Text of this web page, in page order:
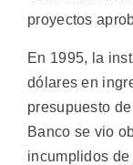
proyectos
En 1995, la
dólares en
presupuesto
Banco se vio
incumplidos